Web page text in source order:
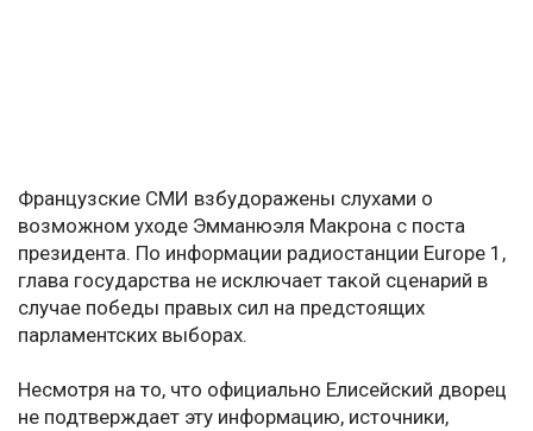
Французские СМИ взбудоражены слухами о
возможном уходе Эмманюэля Макрона с поста
президента. По информации радиостанции Europe 1,
глава государства не исключает такой сценарий в
случае победы правых сил на предстоящих
парламентских выборах.
Несмотря на то, что официально Елисейский дворец
не подтверждает эту информацию, источники,